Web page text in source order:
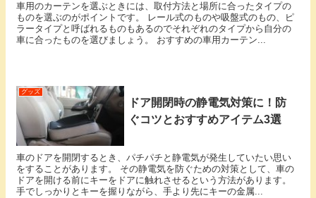
車用のカーテンを選ぶときには、取付方法と場所に合ったタイプの
ものを選ぶのがポイントです。 レール式のものや吸盤式のもの、ピ
ラータイプと呼ばれるものもあるのでそれぞれのタイプから自分の
車に合ったものを選びましょう。 おすすめの車用カーテン...
グッズ
ドア開閉時の静電気対策に！防
ぐコツとおすすめアイテム3選
車のドアを開閉するとき、パチパチと静電気が発生していたい思い
をすることがあります。 その静電気を防ぐための対策として、車の
ドアを開ける前にキーをドアに触れさせるという方法があります。
手でしっかりとキーを握りながら、手より先にキーの金属...